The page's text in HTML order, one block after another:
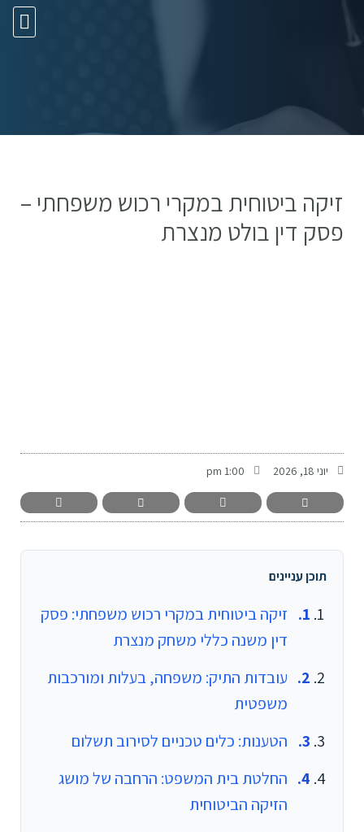
זיקה ביטוחית במקרי רכוש משפחתי –
פסק דין בולט מנצרת
יוני 18, 2026 1:00 pm
תוכן עניינים
זיקה ביטוחית במקרי רכוש משפחתי: פסק
דין משנה כללי משחק מנצרת
עובדות התיק: משפחה, בעלות ומורכבות
משפטית
הטענות: כלים טכניים לסירוב תשלום
החלטת בית המשפט: הרחבה של מושג
הזיקה הביטוחית